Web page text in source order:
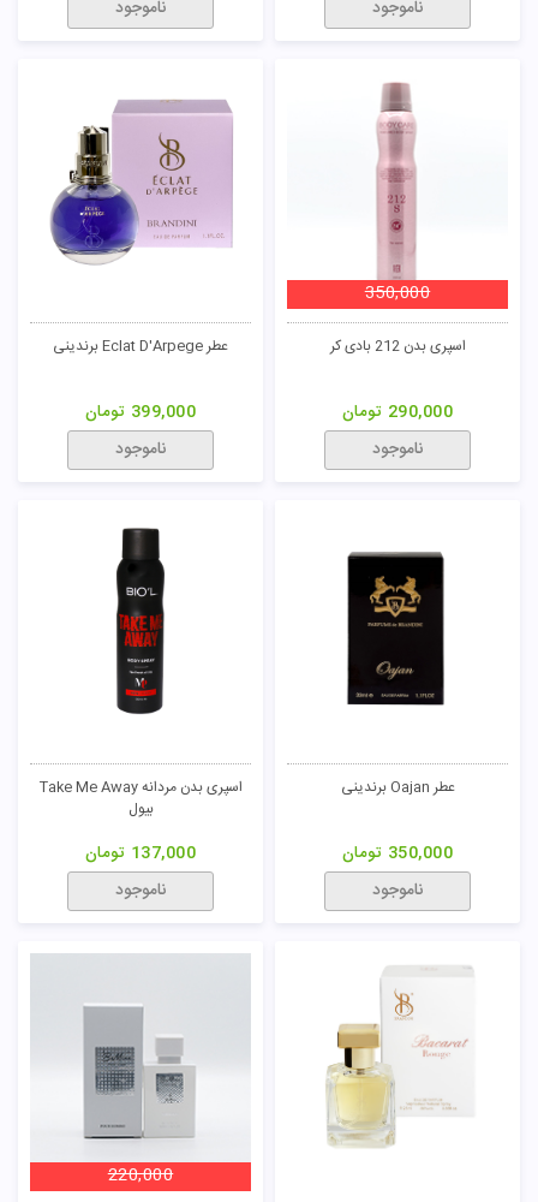
ناموجود ناموجود
اسپری بدن 212 بادی کر
350,000
290,000 تومان
ناموجود
عطر Eclat D'Arpege برندینی
399,000 تومان
ناموجود
عطر Oajan برندینی
350,000 تومان
ناموجود
اسپری بدن مردانه Take Me Away
بیول
137,000 تومان
ناموجود
220,000